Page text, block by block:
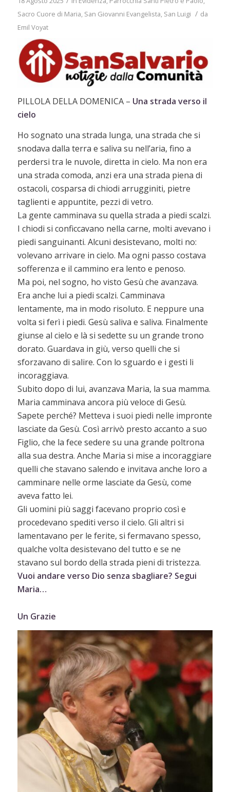
Sacro Cuore di Maria, San Giovanni Evangelista, San Luigi / da
Emil Voyat
PILLOLA DELLA DOMENICA – Una strada verso il
cielo
Ho sognato una strada lunga, una strada che si
snodava dalla terra e saliva su nell’aria, fino a
perdersi tra le nuvole, diretta in cielo. Ma non era
una strada comoda, anzi era una strada piena di
ostacoli, cosparsa di chiodi arrugginiti, pietre
taglienti e appuntite, pezzi di vetro.
La gente camminava su quella strada a piedi scalzi.
I chiodi si conficcavano nella carne, molti avevano i
piedi sanguinanti. Alcuni desistevano, molti no:
volevano arrivare in cielo. Ma ogni passo costava
sofferenza e il cammino era lento e penoso.
Ma poi, nel sogno, ho visto Gesù che avanzava.
Era anche lui a piedi scalzi. Camminava
lentamente, ma in modo risoluto. E neppure una
volta si ferì i piedi. Gesù saliva e saliva. Finalmente
giunse al cielo e là si sedette su un grande trono
dorato. Guardava in giù, verso quelli che si
sforzavano di salire. Con lo sguardo e i gesti li
incoraggiava.
Subito dopo di lui, avanzava Maria, la sua mamma.
Maria camminava ancora più veloce di Gesù.
Sapete perché? Metteva i suoi piedi nelle impronte
lasciate da Gesù. Così arrivò presto accanto a suo
Figlio, che la fece sedere su una grande poltrona
alla sua destra. Anche Maria si mise a incoraggiare
quelli che stavano salendo e invitava anche loro a
camminare nelle orme lasciate da Gesù, come
aveva fatto lei.
Gli uomini più saggi facevano proprio così e
procedevano spediti verso il cielo. Gli altri si
lamentavano per le ferite, si fermavano spesso,
qualche volta desistevano del tutto e se ne
stavano sul bordo della strada pieni di tristezza.
Vuoi andare verso Dio senza sbagliare? Segui
Maria…
Un Grazie